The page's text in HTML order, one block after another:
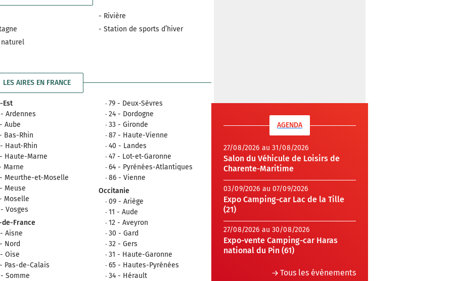
naturel
- Rivière
- Station de sports d’hiver
LES AIRES EN FRANCE
Est
Ardennes
Aube
Bas-Rhin
Haut-Rhin
Haute-Marne
Marne
Meurthe-et-Moselle
Meuse
Moselle
Vosges
de-France
Aisne
Nord
Oise
Pas-de-Calais
Somme
79 - Deux-Sèvres
24 - Dordogne
33 - Gironde
87 - Haute-Vienne
40 - Landes
47 - Lot-et-Garonne
64 - Pyrénées-Atlantiques
86 - Vienne
Occitanie
09 - Ariège
11 - Aude
12 - Aveyron
30 - Gard
32 - Gers
31 - Haute-Garonne
65 - Hautes-Pyrénées
34 - Hérault
AGENDA
27/08/2026 au 31/08/2026
Salon du Véhicule de Loisirs de
Charente-Maritime
03/09/2026 au 07/09/2026
Expo Camping-car Lac de la Tille
(21)
27/08/2026 au 30/08/2026
Expo-vente Camping-car Haras
national du Pin (61)
Tous les évènements